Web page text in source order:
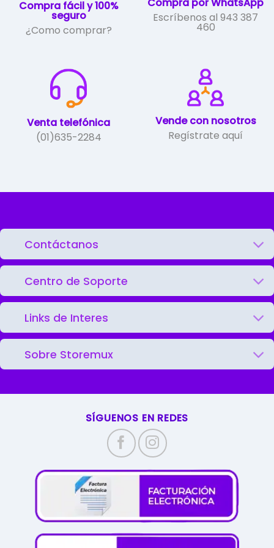
producto
Compra fácil y 100%
seguro
¿Como comprar?
Compra por WhatsApp
Escríbenos al 943 387
460
Venta telefónica
(01)635-2284
Vende con nosotros
Regístrate aquí
Contáctanos
Centro de Soporte
Links de Interes
Sobre Storemux
SÍGUENOS EN REDES